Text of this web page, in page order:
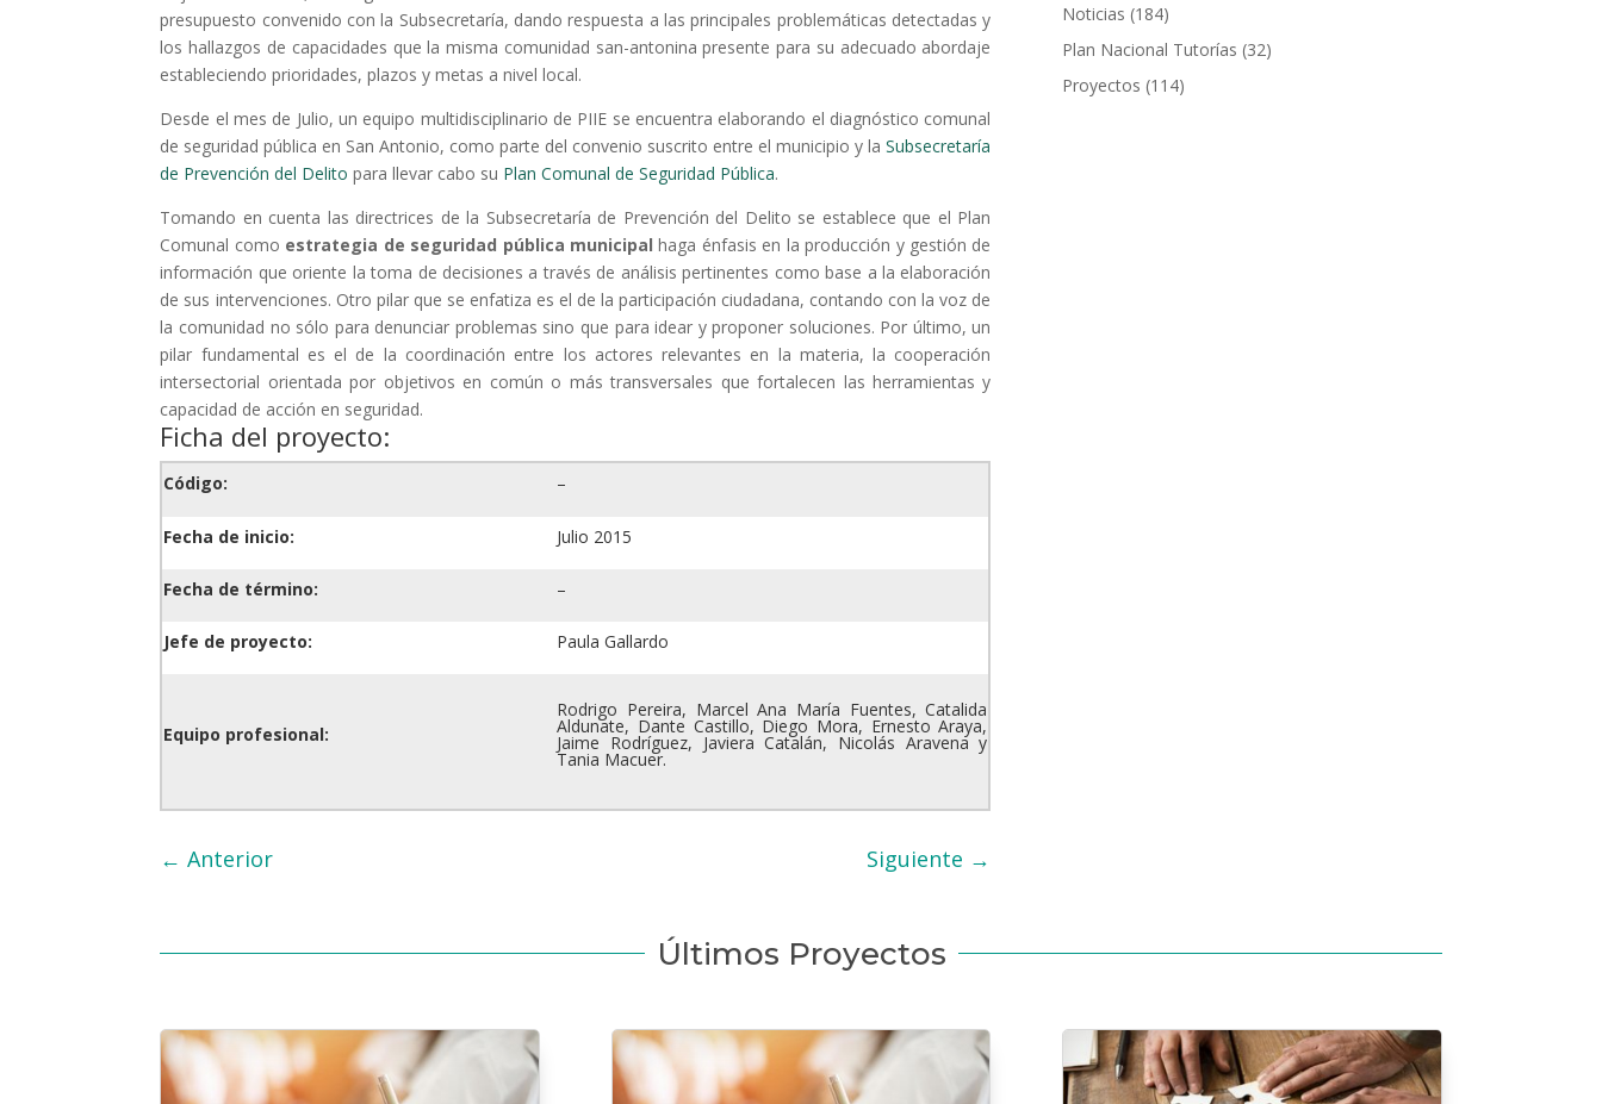
presupuesto convenido con la Subsecretaría, dando respuesta a las principales problemáticas detectadas y
los hallazgos de capacidades que la misma comunidad san-antonina presente para su adecuado abordaje
estableciendo prioridades, plazos y metas a nivel local.
Desde el mes de Julio, un equipo multidisciplinario de PIIE se encuentra elaborando el diagnóstico comunal
de seguridad pública en San Antonio, como parte del convenio suscrito entre el municipio y laSubsecretaría
de Prevención del Delito para llevar cabo su Plan Comunal de Seguridad Pública.
Tomando en cuenta las directrices de la Subsecretaría de Prevención del Delito se establece que el Plan
Comunal como estrategia de seguridad pública municipal haga énfasis en la producción y gestión de
información que oriente la toma de decisiones a través de análisis pertinentes como base a la elaboración
de sus intervenciones. Otro pilar que se enfatiza es el de la participación ciudadana, contando con la voz de
la comunidad no sólo para denunciar problemas sino que para idear y proponer soluciones. Por último, un
pilar fundamental es el de la coordinación entre los actores relevantes en la materia, la cooperación
intersectorial orientada por objetivos en común o más transversales que fortalecen las herramientas y
capacidad de acción en seguridad.
Ficha del proyecto:
Código: –
Fecha de inicio: Julio 2015
Fecha de término: –
Jefe de proyecto: Paula Gallardo
Equipo profesional:
Rodrigo Pereira, Marcel Ana María Fuentes, Catalida
Aldunate, Dante Castillo, Diego Mora, Ernesto Araya,
Jaime Rodríguez, Javiera Catalán, Nicolás Aravena y
Tania Macuer.
←Anterior Siguiente →
Noticias (184)
Plan Nacional Tutorías (32)
Proyectos (114)
Últimos Proyectos